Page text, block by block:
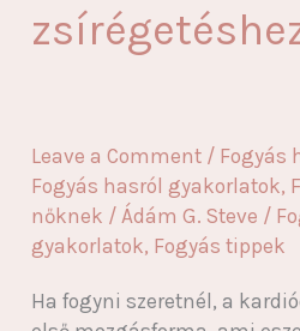
Leave a Comment / Fogyás
Fogyás hasról gyakorlatok,
nőknek / Ádám G. Steve /
gyakorlatok, Fogyás tippek
Ha fogyni szeretnél, a